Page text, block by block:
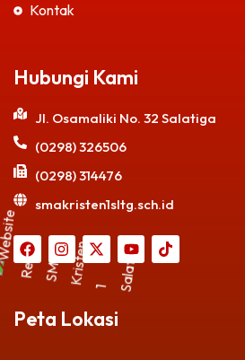
Kontak
Hubungi Kami
Jl. Osamaliki No. 32 Salatiga
(0298) 326506
(0298) 314476
smakristen1sltg.sch.id
Peta Lokasi